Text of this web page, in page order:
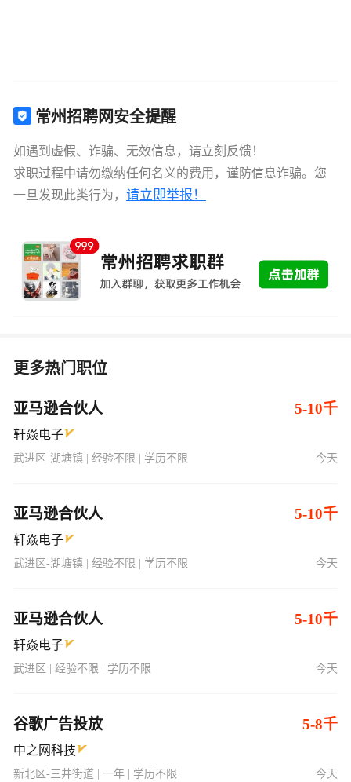
常州招聘网安全提醒
如遇到虚假、诈骗、无效信息，请立刻反馈！
求职过程中请勿缴纳任何名义的费用，谨防信息诈骗。您
一旦发现此类行为， 请立即举报！
更多热门职位
亚马逊合伙人 5-10千
轩焱电子
武进区-湖塘镇 | 经验不限 | 学历不限 今天
亚马逊合伙人 5-10千
轩焱电子
武进区-湖塘镇 | 经验不限 | 学历不限 今天
亚马逊合伙人 5-10千
轩焱电子
武进区 | 经验不限 | 学历不限 今天
谷歌广告投放 5-8千
中之网科技
新北区-三井街道 | 一年 | 学历不限 今天